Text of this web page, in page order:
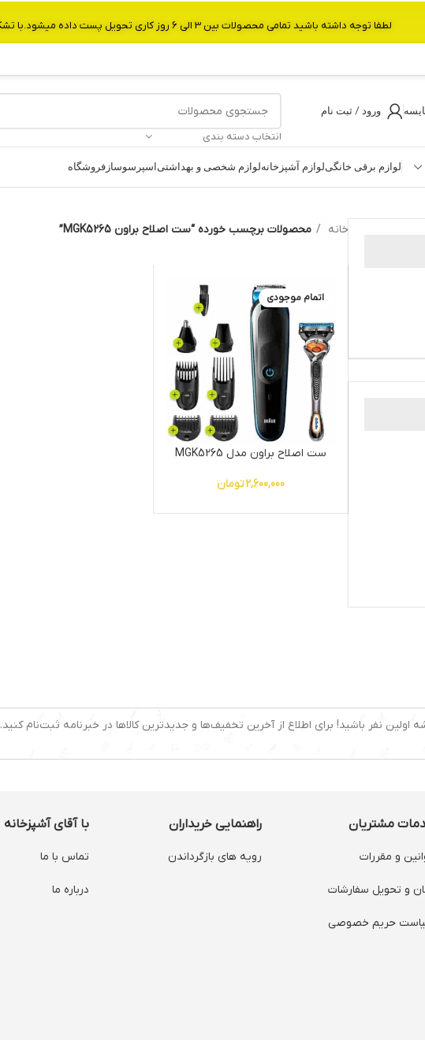
ورود / ثبت نام
انتخاب دسته بندی
لوازم برقی خانگیلوازم آشپزخانهلوازم شخصی و بهداشتی اسپرسوساز فروشگاه
خانه محصولات برچسب خورده “ست اصلاح براون MGK5265”
اتمام موجودی
ست اصلاح براون مدل MGK5265
2,600,000تومان
اولین نفر باشید! برای اطلاع از آخرین تخفیف‌ها و جدیدترین کالاها در خبرنامه ثبت‌نام کنید.
مشتریان
و مقررات
و‌ تحویل سفارشات
حریم خصوصی
راهنمایی خریداران
رویه های بازگرداندن
با آقای آشپزخانه
تماس با ما
درباره ما
لطفا توجه داشته باشید تمامی محصولات بین 3 الی 6 روز کاری تحویل پست داده میشود.با تشکر از صبر و شکیبایی شما.شماره تماس:09907750029